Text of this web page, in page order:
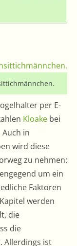
per E-
Kloake bei
in
wird diese
zu nehmen:
um ein
Faktoren
werden
die
die
Allerdings ist